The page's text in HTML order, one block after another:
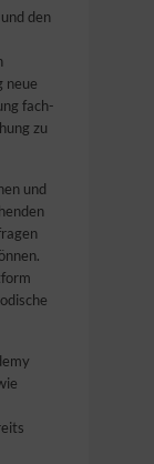
und den
neue
fach-
zu
und